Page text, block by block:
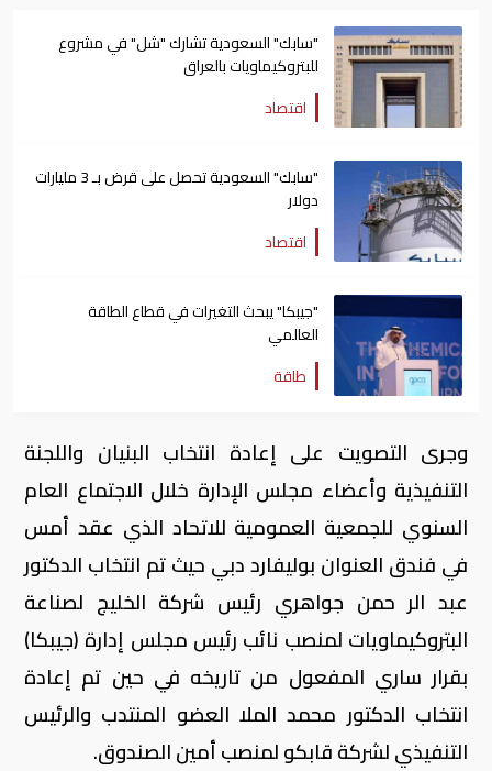
"سابك" السعودية تشارك "شل" في مشروع
للبتروكيماويات بالعراق
اقتصاد
"سابك" السعودية تحصل على قرض بـ 3 مليارات
دولار
اقتصاد
"جيبكا" يبحث التغيرات في قطاع الطاقة
العالمي
طاقة
وجرى التصويت على إعادة انتخاب البنيان واللجنة
التنفيذية وأعضاء مجلس الإدارة خلال الاجتماع العام
السنوي للجمعية العمومية للاتحاد الذي عقد أمس
في فندق العنوان بوليفارد دبي حيث تم انتخاب الدكتور
عبد الر حمن جواهري رئيس شركة الخليج لصناعة
البتروكيماويات لمنصب نائب رئيس مجلس إدارة (جيبكا)
بقرار ساري المفعول من تاريخه في حين تم إعادة
انتخاب الدكتور محمد الملا العضو المنتدب والرئيس
التنفيذي لشركة قابكو لمنصب أمين الصندوق.